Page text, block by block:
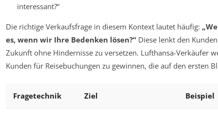
interessant?“
Die richtige Verkaufsfrage in diesem Kontext lautet häufig:
es, wenn wir Ihre Bedenken lösen?“ Diese lenkt den
Zukunft ohne Hindernisse zu versetzen. Lufthansa-Verkäufer
Kunden für Reisebuchungen zu gewinnen, die auf den ersten
Fragetechnik Ziel Beispiel